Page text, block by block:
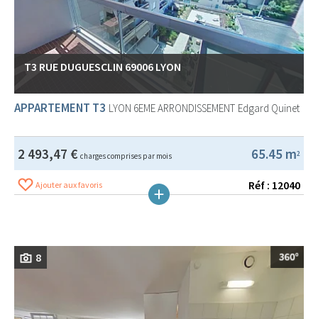
T3 RUE DUGUESCLIN 69006 LYON
APPARTEMENT T3 LYON 6EME ARRONDISSEMENT Edgard Quinet
65.45 m2
2 493,47 € charges comprises par mois
Ajouter aux favoris Réf : 12040
8